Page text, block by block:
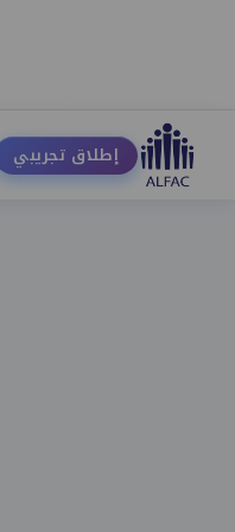
إطلاق تجريبي